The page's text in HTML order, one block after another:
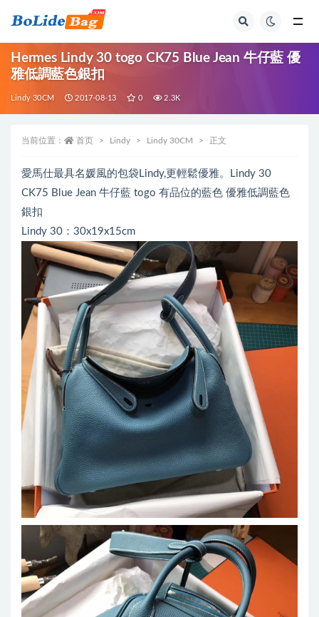
Hermes Lindy 30 togo CK75 Blue Jean 牛仔藍 優
雅低調藍色銀扣
Lindy 30CM 2017-08-13 0 2.3K
当前位置： 首页 Lindy Lindy 30CM 正文
愛馬仕最具名媛風的包袋Lindy,更輕鬆優雅。Lindy 30
CK75 Blue Jean 牛仔藍 togo 有品位的藍色 優雅低調藍色
銀扣
Lindy 30：30x19x15cm